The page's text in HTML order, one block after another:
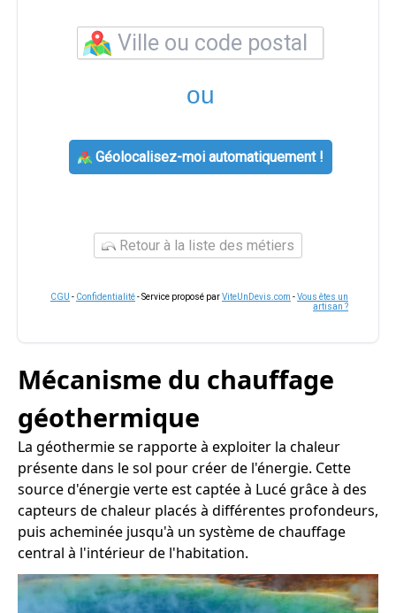
ou
Géolocalisez-moi automatiquement !
Retour à la liste des métiers
CGU - Confidentialité- Service proposé parViteUnDevis.com -Vous êtes un
artisan ?
Mécanisme du chauffage
géothermique
La géothermie se rapporte à exploiter la chaleur
présente dans le sol pour créer de l'énergie. Cette
source d'énergie verte est captée à Lucé grâce à des
capteurs de chaleur placés à différentes profondeurs,
puis acheminée jusqu'à un système de chauffage
central à l'intérieur de l'habitation.